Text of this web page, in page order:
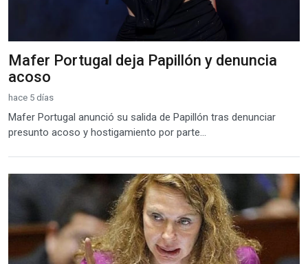
Mafer Portugal deja Papillón y denuncia
acoso
hace 5 días
Mafer Portugal anunció su salida de Papillón tras denunciar
presunto acoso y hostigamiento por parte...